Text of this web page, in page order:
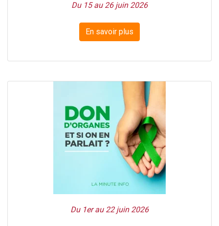
Du 15 au 26 juin 2026
En savoir plus
Du 1er au 22 juin 2026